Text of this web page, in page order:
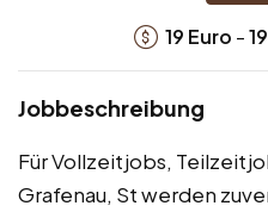
19 Euro -19
Jobbeschreibung
Für Vollzeitjobs,
Grafenau, St werden